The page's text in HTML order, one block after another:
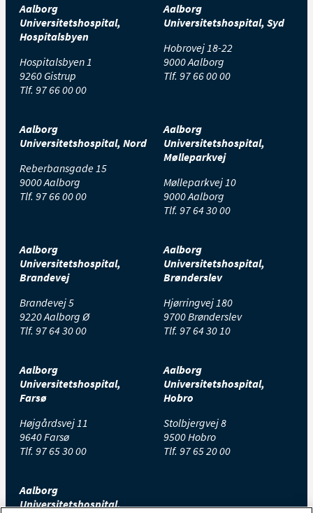
Aalborg
Universitetshospital,
Hospitalsbyen
Hospitalsbyen 1
9260 Gistrup
Tlf. 97 66 00 00
Aalborg
Universitetshospital, Syd
Hobrovej 18-22
9000 Aalborg
Tlf. 97 66 00 00
Aalborg
Universitetshospital, Nord
Reberbansgade 15
9000 Aalborg
Tlf. 97 66 00 00
Aalborg
Universitetshospital,
Mølleparkvej
Mølleparkvej 10
9000 Aalborg
Tlf. 97 64 30 00
Aalborg
Universitetshospital,
Brandevej
Brandevej 5
9220 Aalborg Ø
Tlf. 97 64 30 00
Aalborg
Universitetshospital,
Brønderslev
Hjørringvej 180
9700 Brønderslev
Tlf. 97 64 30 10
Aalborg
Universitetshospital,
Farsø
Højgårdsvej 11
9640 Farsø
Tlf. 97 65 30 00
Aalborg
Universitetshospital,
Hobro
Stolbjergvej 8
9500 Hobro
Tlf. 97 65 20 00
Aalborg
Universitetshospital,